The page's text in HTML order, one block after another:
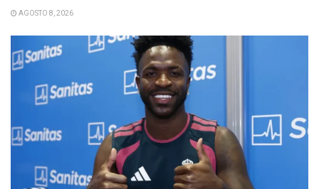
AGOSTO 8, 2026